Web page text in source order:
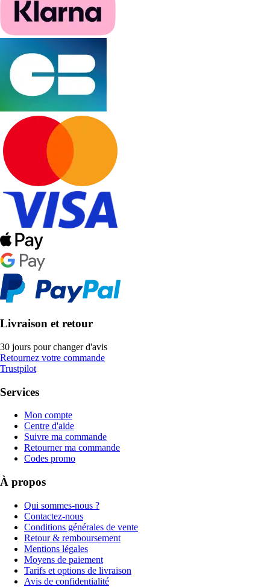
Livraison et retour
30 jours pour changer d'avis
Retournez votre commande
Trustpilot
Services
Mon compte
Centre d'aide
Suivre ma commande
Retourner ma commande
Codes promo
À propos
Qui sommes-nous ?
Contactez-nous
Conditions générales de vente
Retour & remboursement
Mentions légales
Moyens de paiement
Tarifs et options de livraison
Avis de confidentialité